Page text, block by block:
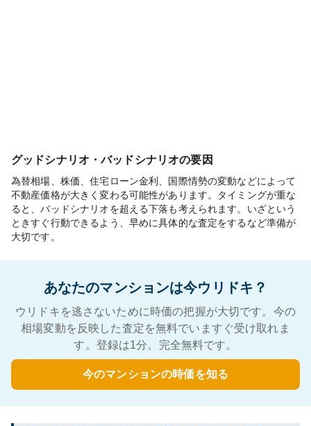
グッドシナリオ・バッドシナリオの要因
為替相場、株価、住宅ローン金利、国際情勢の変動などによって
不動産価格が大きく変わる可能性があります。タイミングが重な
ると、バッドシナリオを超える下落も考えられます。いざという
ときすぐ行動できるよう、早めに具体的な査定をするなど準備が
大切です。
あなたのマンションは今ウリドキ？
ウリドキを逃さないために時価の把握が大切です。今の
相場変動を反映した査定を無料でいますぐ受け取れま
す。登録は1分。完全無料です。
今のマンションの時価を知る